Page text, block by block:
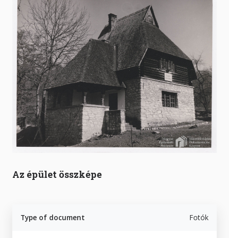
Az épület összképe
Type of document Fotók